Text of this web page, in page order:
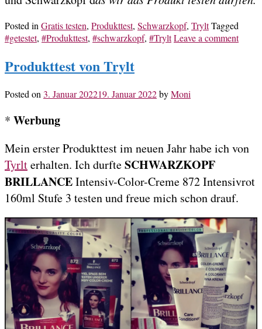
Posted inGratis testen, Produkttest, Schwarzkopf, TryltTagged
#getestet, #Produkttest, #schwarzkopf, #TryltLeave a comment
Produkttest von Trylt
Posted on 3. Januar 202219. Januar 2022byMoni
* Werbung
Mein erster Produkttest im neuen Jahr habe ich von
Tyrlterhalten. Ich durfteSCHWARZKOPF
BRILLANCEIntensiv-Color-Creme 872 Intensivrot
160ml Stufe 3 testen und freue mich schon drauf.